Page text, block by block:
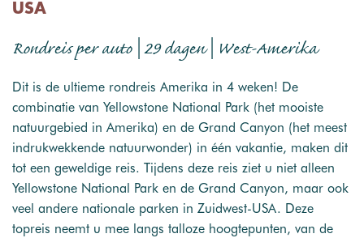
USA
Rondreis per auto | 29 dagen | West-Amerika
Dit is de ultieme rondreis Amerika in 4 weken! De
combinatie van Yellowstone National Park (het mooiste
natuurgebied in Amerika) en de Grand Canyon (het meest
indrukwekkende natuurwonder) in één vakantie, maken dit
tot een geweldige reis. Tijdens deze reis ziet u niet alleen
Yellowstone National Park en de Grand Canyon, maar ook
veel andere nationale parken in Zuidwest-USA. Deze
topreis neemt u mee langs talloze hoogtepunten, van de